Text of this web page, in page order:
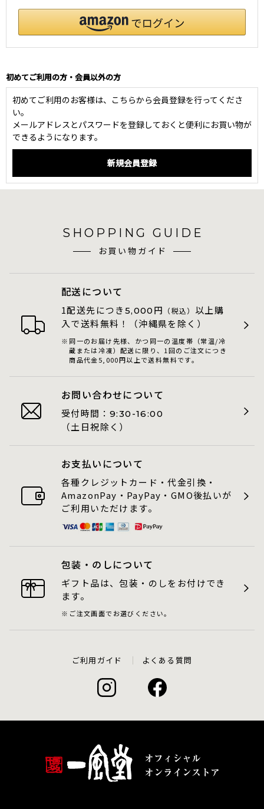
初めてご利用の方・会員以外の方
初めてご利用のお客様は、こちらから会員登録を行ってくださ
い。
メールアドレスとパスワードを登録しておくと便利にお買い物が
できるようになります。
SHOPPING GUIDE
お買い物ガイド
配送について
1配送先につき 5,000 円 （税込） 以上購
入で送料無料！（沖縄県を除く）
同一のお届け先様、かつ同一の温度帯（常温/冷
蔵または冷凍）配送に限り、1回のご注文につき
商品代金5,000円以上で送料無料です。
お問い合わせについて
受付時間： 9:30-16:00
（土日祝除く）
お支払いについて
各種クレジットカード・代金引換・
AmazonPay・PayPay・GMO後払いが
ご利用いただけます。
包装・のしについて
ギフト品は、包装・のしをお付けでき
ます。
ご注文画面でお選びください。
ご利用ガイド よくある質問